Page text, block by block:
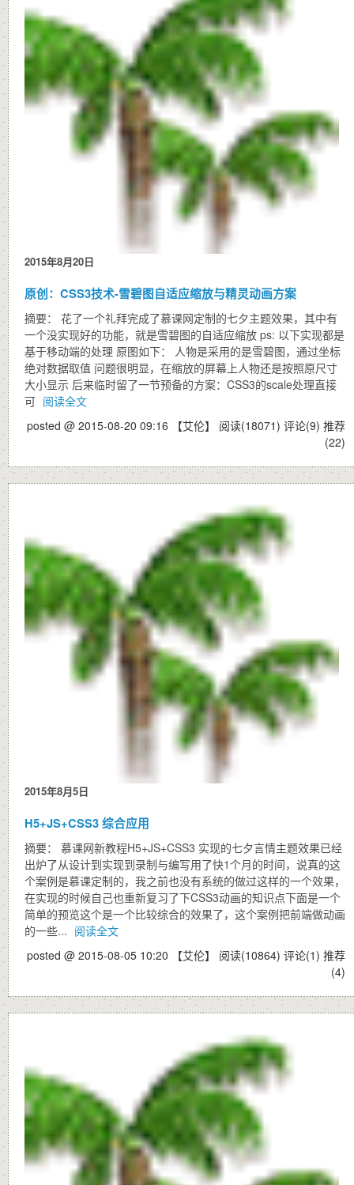
2015年8月20日
原创：CSS3技术-雪碧图自适应缩放与精灵动画方案
摘要： 花了一个礼拜完成了慕课网定制的七夕主题效果，其中有
一个没实现好的功能，就是雪碧图的自适应缩放 ps: 以下实现都是
基于移动端的处理 原图如下： 人物是采用的是雪碧图，通过坐标
绝对数据取值 问题很明显，在缩放的屏幕上人物还是按照原尺寸
大小显示 后来临时留了一节预备的方案：CSS3的scale处理直接
可 阅读全文
posted @ 2015-08-20 09:16 【艾伦】 阅读(18071) 评论(9) 推荐
(22)
2015年8月5日
H5+JS+CSS3 综合应用
摘要： 慕课网新教程H5+JS+CSS3 实现的七夕言情主题效果已经
出炉了从设计到实现到录制与编写用了快1个月的时间，说真的这
个案例是慕课定制的，我之前也没有系统的做过这样的一个效果，
在实现的时候自己也重新复习了下CSS3动画的知识点下面是一个
简单的预览这个是一个比较综合的效果了，这个案例把前端做动画
的一些... 阅读全文
posted @ 2015-08-05 10:20 【艾伦】 阅读(10864) 评论(1) 推荐
(4)